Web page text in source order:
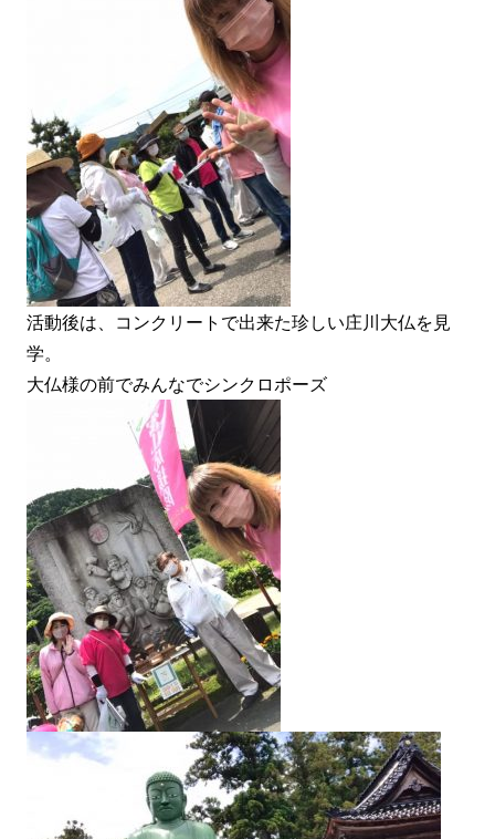
活動後は、コンクリートで出来た珍しい庄川大仏を見
学。
大仏様の前でみんなでシンクロポーズ